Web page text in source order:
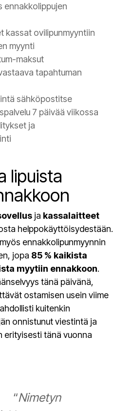
ennakkolippujen
kassat ovilipunmyyntiin
myynti
maksut
tapahtuman
sähköpostitse
7 päivää viikossa
ja
lipuista
ja kassalaitteet
helppokäyttöisydestään.
ennakkolipunmyynnin
jopa 85 % kaikista
myytiin ennakkoon.
tänä päivänä,
ostamisen usein viime
kuitenkin
onnistunut viestintä ja
erityisesti tänä vuonna
“Nimetyn